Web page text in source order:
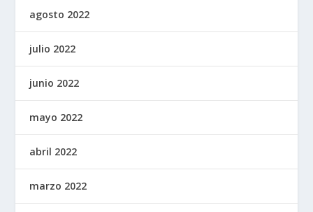
agosto 2022
julio 2022
junio 2022
mayo 2022
abril 2022
marzo 2022